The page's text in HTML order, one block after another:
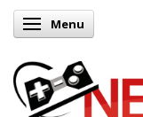
Skifte navigation
Menu